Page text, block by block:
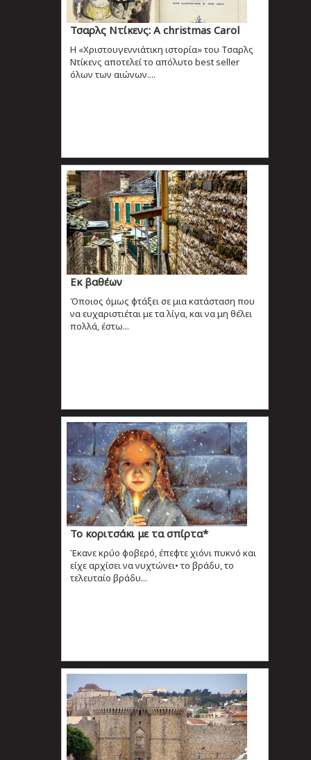
Τσαρλς Ντίκενς: Α christmas Carol
Η «Χριστουγεννιάτικη ιστορία» του Τσαρλς
Ντίκενς αποτελεί το απόλυτο best seller
όλων των αιώνων....
Εκ βαθέων
Όποιος όμως φτάξει σε μια κατάσταση που
να ευχαριστιέται με τα λίγα, και να μη θέλει
πολλά, έστω...
Το κοριτσάκι με τα σπίρτα*
Έκανε κρύο φοβερό, έπεφτε χιόνι πυκνό και
είχε αρχίσει να νυχτώνει• το βράδυ, το
τελευταίο βράδυ...